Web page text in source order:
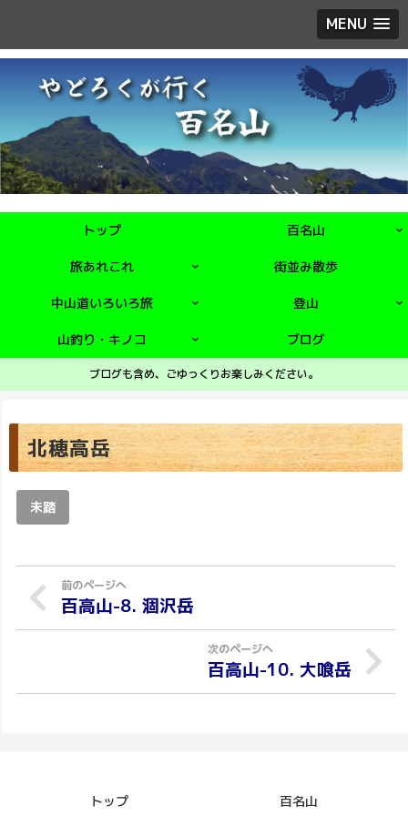
MENU
トップ 百名山
旅あれこれ 街並み散歩
中山道いろいろ旅 登山
山釣り・キノコ ブログ
ブログも含め、ごゆっくりお楽しみください。
北穂高岳
未踏
百高山-8. 涸沢岳
百高山-10. 大喰岳
トップ 百名山